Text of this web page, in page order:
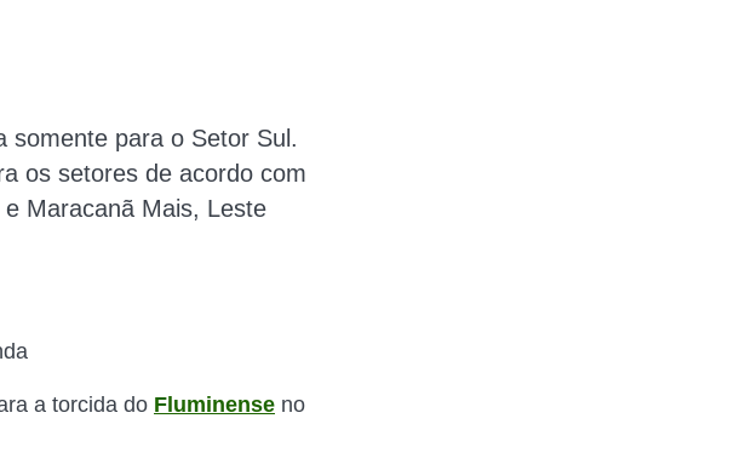
somente para o Setor Sul.
os setores de acordo com
Maracanã Mais, Leste
a torcida do Fluminense no